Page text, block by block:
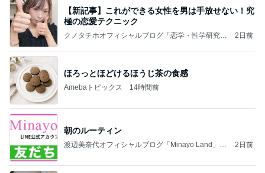
【新記事】これができる女性を男は手放せない！究
極の恋愛テクニック
クノタチホオフィシャルブログ「恋学・性学研究
2日前
ほろっとほどけるほうじ茶の食感
Amebaトピックス 14時間前
朝のルーティン
渡辺美奈代オフィシャルブログ「Minayo Land」P
2日前